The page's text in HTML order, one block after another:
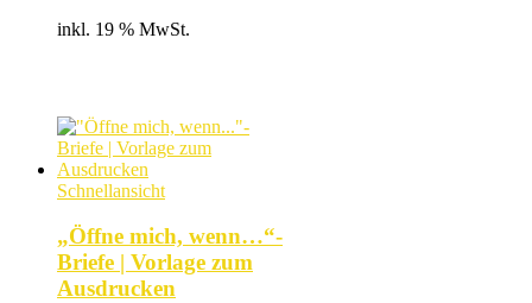
war:
ist:
inkl. 19 % MwSt.
Schnellansicht
„Öffne mich, wenn…“-
Briefe | Vorlage zum
Ausdrucken